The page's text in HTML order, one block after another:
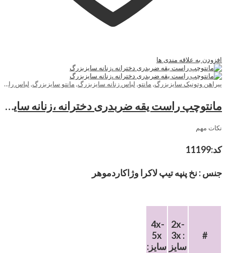
افزودن به علاقه مندی ها
پیراهن وتونیک سایزبزرگ, مانتو, لباس زنانه سایزبزرگ, مانتو سایزبزرگ, لباس راحتی زنانه سایزبزرگ
مانتوچپ راست یقه ضربدری دخترانه ،زنانه سایزبزرگ
نکات مهم
کد:11199
جنس :نخ پنپه تیپ لاکرا وژاکاردموهر
4x-
5x
:سایز
2x-
3x :
سایز
#